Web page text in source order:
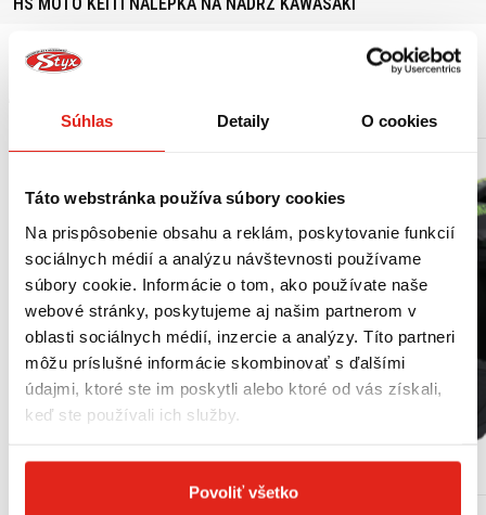
Súhlas Detaily O cookies
Táto webstránka používa súbory cookies
Na prispôsobenie obsahu a reklám, poskytovanie funkcií
sociálnych médií a analýzu návštevnosti používame
súbory cookie. Informácie o tom, ako používate naše
webové stránky, poskytujeme aj našim partnerom v
oblasti sociálnych médií, inzercie a analýzy. Títo partneri
môžu príslušné informácie skombinovať s ďalšími
údajmi, ktoré ste im poskytli alebo ktoré od vás získali,
keď ste používali ich služby.
Povoliť všetko